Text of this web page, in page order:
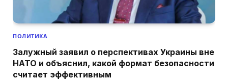
ПОЛИТИКА
Залужный заявил о перспективах Украины вне
НАТО и объяснил, какой формат безопасности
считает эффективным